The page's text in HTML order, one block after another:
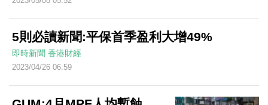
5則必讀新聞:平保首季盈利大增49%
即時新聞 香港財經
2023/04/26 06:59